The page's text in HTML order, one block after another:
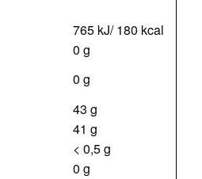
765 kJ/ 180 kcal
0 g
0 g
43 g
41 g
< 0,5 g
0 g